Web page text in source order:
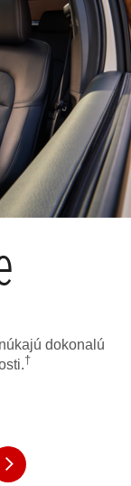
dokonalú
†